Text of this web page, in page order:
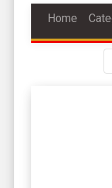
Home